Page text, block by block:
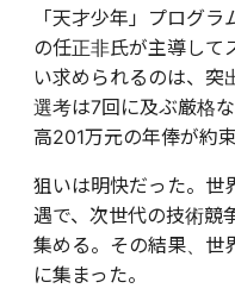
「天才少年」プログ
の任正非氏が主導して
い求められるのは、突
選考は7回に及ぶ厳格
高201万元の年俸が約束
狙いは明快だった。世
遇で、次世代の技術競
集める。その結果、世
に集まった。